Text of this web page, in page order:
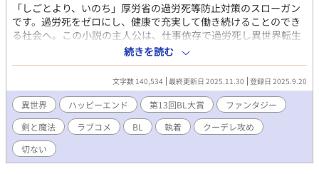
「しごとより、いのち」厚労省の過労死等防止対策のスローガン
です。過労死をゼロにし、健康で充実して働き続けることのでき
る社会へ。この小説の主人公は、仕事依存で過労死し異世界転生
します。 仕事依存だった主人公（20代社畜）は、過労で倒れた
拍子に異世界へ転生。目を覚ますと、そこは剣と魔法の世界
——。愛読していた小説のラスボス貴族、すなわち原作主人公の
宿敵（ライバル）レオナルト公爵に仕える側近の美青年貴族・シ
リル（20代）になっていた！ 原作小説では悪役のレオナルト公
爵。でも主人公はレオナルトに感情移入して読んでおり彼が推し
だった！ なので嬉しい！ だが問題は、そのラスボス貴族・レ
オナルト公爵（30代）が、物語の中では原作主人公にとっての宿
敵ゆえに、原作小説では彼の冷酷な策略によって国家間の戦争へ
続きを読む
文字数 140,534 最終更新日 2025.11.30 登録日 2025.9.20
異世界 ハッピーエンド 第13回BL大賞
ファンタジー
剣と魔法
ラブコメ BL 執着
クーデレ攻め
切ない